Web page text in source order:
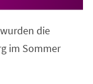
die
im Sommer